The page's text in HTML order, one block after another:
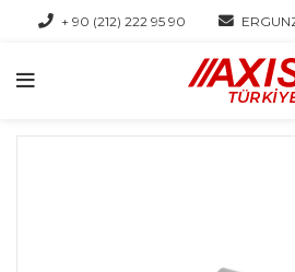
+ 90 (212) 222 95 90